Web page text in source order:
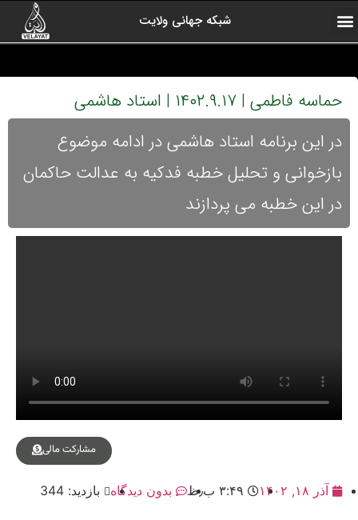
شبکه جهانی ولایت
حماسه فاطمی | ۱۴۰۲.۹.۱۷ | استاد هاشمی
در این برنامه استاد هاشمی در ادامه موضوع
بازخوانی و تحلیل خطبه فدکیه به عدالت حاکمان
در این خطبه می پردازند
مشارکت مالی
آذر ۱۸, ۱۴۰۲ ۳:۴۹ ب٫ظ بدون دیدگاه بازدید: 344